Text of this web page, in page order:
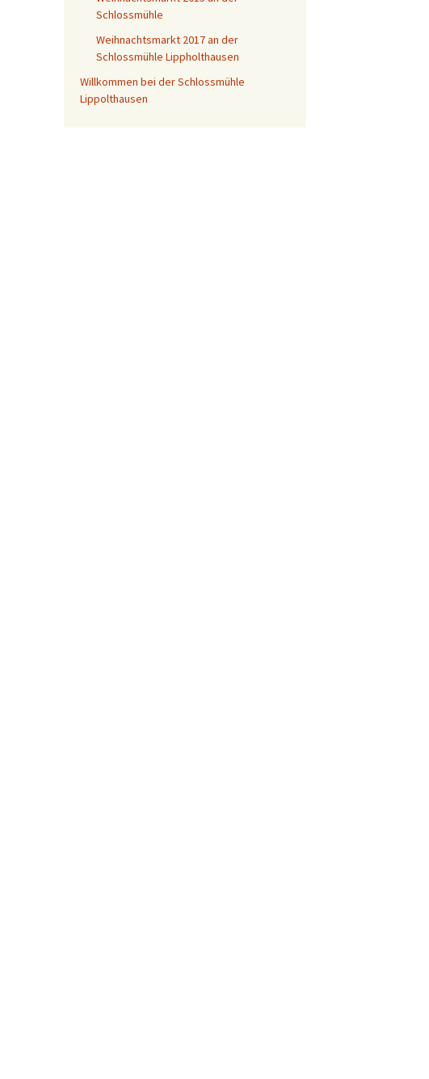
Schlossmühle
Weihnachtsmarkt 2017 an der
Schlossmühle Lippholthausen
Willkommen bei der Schlossmühle
Lippolthausen